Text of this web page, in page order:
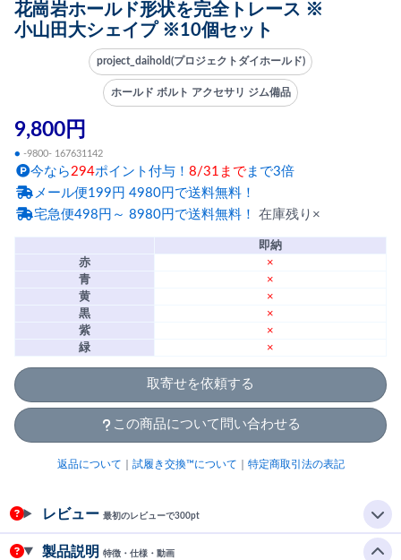
花崗岩ホールド形状を完全トレース ※
小山田大シェイプ ※10個セット
project_daihold(プロジェクトダイホールド)
ホールド ボルト アクセサリ ジム備品
9,800円
● -9800- 167631142
今なら 294ポイント付与！ 8/31まで まで3倍
メール便199円 4980円で送料無料！
宅急便498円～ 8980円で送料無料！ 在庫残り×
即納
赤
×
青
×
黄
×
黒
×
紫
×
緑
×
取寄せを依頼する
この商品について問い合わせる
返品について 試履き交換™について 特定商取引法の表記
レビュー 最初のレビューで300pt
製品説明 特徴・仕様・動画